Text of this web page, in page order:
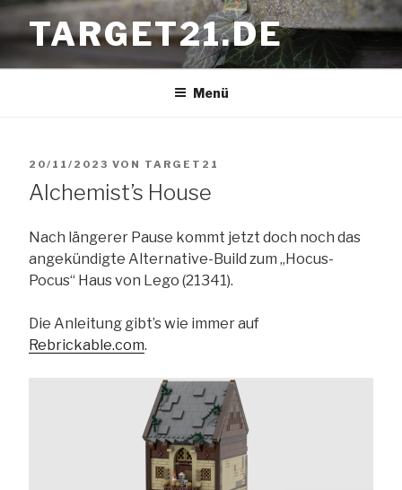
Zum
InhaltTARGET21.DE
Menü
VERÖFFENTLICHT
AM
20/11/2023 VON TARGET21
Alchemist’s House
Nach längerer Pause kommt jetzt doch noch das
angekündigte Alternative-Build zum „Hocus-
Pocus“ Haus von Lego (21341).
Die Anleitung gibt’s wie immer auf
Rebrickable.com.